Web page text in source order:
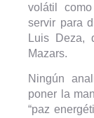
volátil
servir para
Luis Deza,
Mazars.
Ningún
poner la
“paz